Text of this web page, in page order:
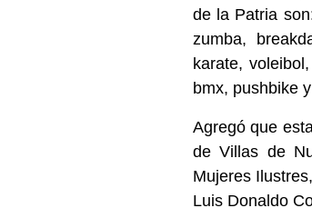
de la Patria
zumba,
karate,
bmx, pushbike
Agregó que
de Villas de
Mujeres
Luis Donaldo